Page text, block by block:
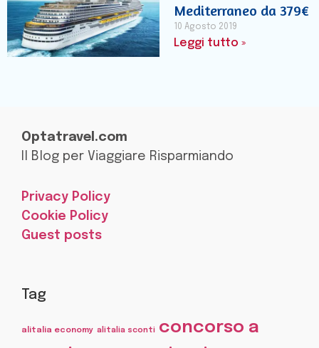
Mediterraneo da 379€
10 Agosto 2019
Leggi tutto »
Optatravel.com
Il Blog per Viaggiare Risparmiando
Privacy Policy
Cookie Policy
Guest posts
Tag
alitalia economy alitalia sconti concorso a